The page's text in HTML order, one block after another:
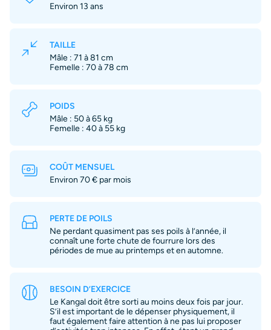
Environ 13 ans
TAILLE
Mâle : 71 à 81 cm
Femelle : 70 à 78 cm
POIDS
Mâle : 50 à 65 kg
Femelle : 40 à 55 kg
COÛT MENSUEL
Environ 70 € par mois
PERTE DE POILS
Ne perdant quasiment pas ses poils à l’année, il
connaît une forte chute de fourrure lors des
périodes de mue au printemps et en automne.
BESOIN D’EXERCICE
Le Kangal doit être sorti au moins deux fois par jour.
S’il est important de le dépenser physiquement, il
faut également faire attention à ne pas lui proposer